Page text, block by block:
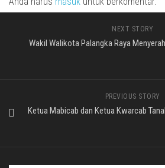
NEXT STORY
Wakil Walikota Palangka Raya
PREVIOUS STORY
Ketua Mabicab dan Ketua Kwarcab